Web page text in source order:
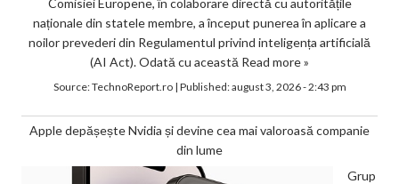
naționale din statele membre, a început punerea în aplicare a
noilor prevederi din Regulamentul privind inteligența artificială
(AI Act). Odată cu această Read more »
Source:TechnoReport.ro| Published:august 3, 2026 - 2:43 pm
Apple depășește Nvidia și devine cea mai valoroasă companie
din lume
Grup